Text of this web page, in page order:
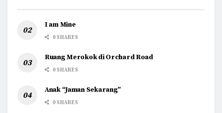
I am Mine
0 SHARES
Ruang Merokok di Orchard Road
0 SHARES
Anak “Jaman Sekarang”
0 SHARES